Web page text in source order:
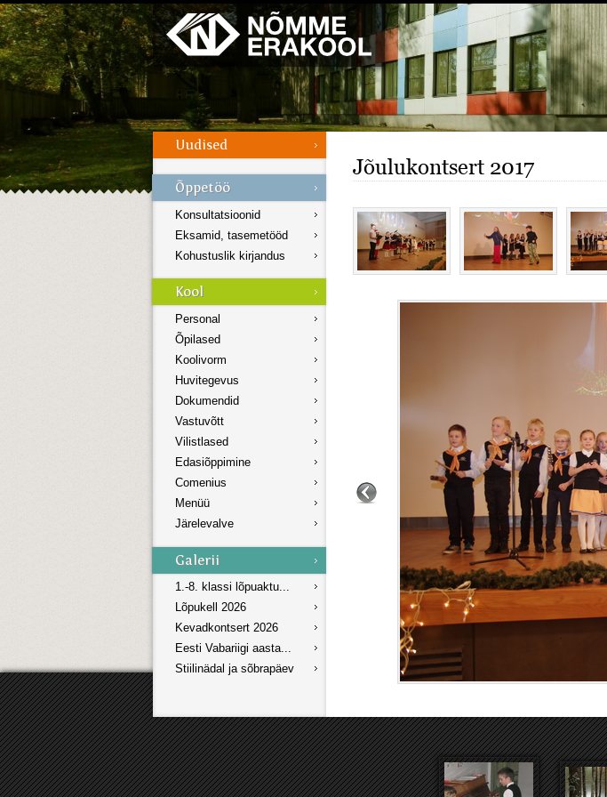
Menüü
Galerii
Konsultatsioonid
Eksamid, tasemetööd
Kohustuslik kirjandus
Personal
Õpilased
Koolivorm
Huvitegevus
Dokumendid
Vastuvõtt
Vilistlased
Edasiõppimine
Comenius
Menüü
Järelevalve
1.-8. klassi lõpuaktu...
Lõpukell 2026
Kevadkontsert 2026
Eesti Vabariigi aasta...
Stiilinädal ja sõbrapäev
Jõulukontsert 2017